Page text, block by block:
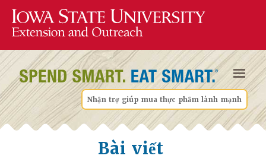
Nhận trợ giúp mua thực phẩm lành mạnh
Bài viết